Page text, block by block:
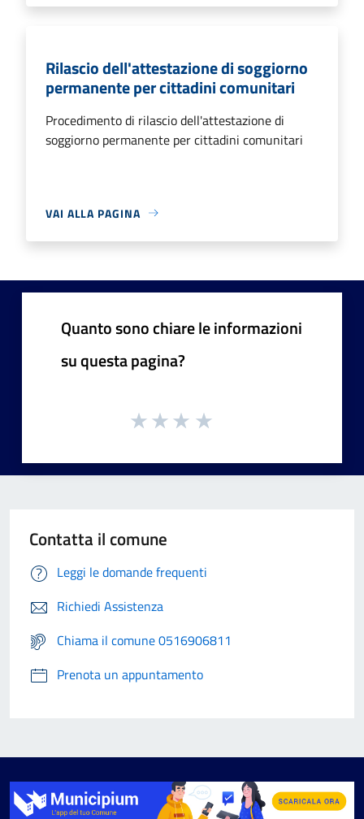
Rilascio dell'attestazione di soggiorno
permanente per cittadini comunitari
Procedimento di rilascio dell'attestazione di
soggiorno permanente per cittadini comunitari
VAI ALLA PAGINA
Quanto sono chiare le informazioni
su questa pagina?
Contatta il comune
Leggi le domande frequenti
Richiedi Assistenza
Chiama il comune 0516906811
Prenota un appuntamento